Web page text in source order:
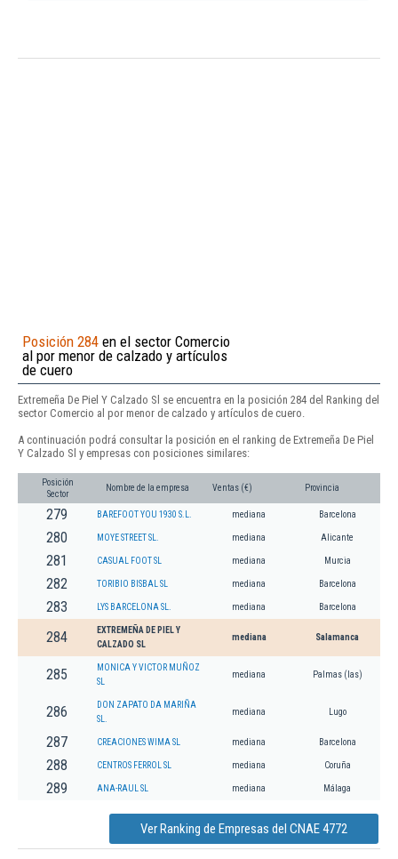
Posición 284 en el sector Comercio
al por menor de calzado y artículos
de cuero
Extremeña De Piel Y Calzado Sl se encuentra en la posición 284 del Ranking del
sector Comercio al por menor de calzado y artículos de cuero.
A continuación podrá consultar la posición en el ranking de Extremeña De Piel
Y Calzado Sl y empresas con posiciones similares:
Posición
Sector
Nombre de la empresa Ventas (€) Provincia
279 BAREFOOT YOU 1930 S.L. mediana Barcelona
280 MOYE STREET SL. mediana Alicante
281 CASUAL FOOT SL mediana Murcia
282 TORIBIO BISBAL SL mediana Barcelona
283 LYS BARCELONA SL. mediana Barcelona
284
EXTREMEÑA DE PIEL Y
CALZADO SL
mediana Salamanca
285
MONICA Y VICTOR MUÑOZ
SL
mediana Palmas (las)
286
DON ZAPATO DA MARIÑA
SL.
mediana Lugo
287 CREACIONES WIMA SL mediana Barcelona
288 CENTROS FERROL SL mediana Coruña
289 ANA-RAUL SL mediana Málaga
Ver Ranking de Empresas del CNAE 4772